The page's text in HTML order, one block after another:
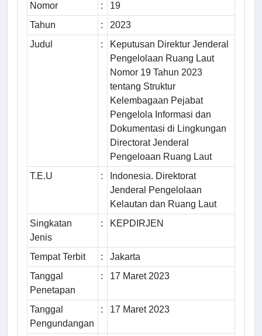
Nomor
:
19
Tahun
:
2023
Judul
:
Keputusan Direktur Jenderal
Pengelolaan Ruang Laut
Nomor 19 Tahun 2023
tentang Struktur
Kelembagaan Pejabat
Pengelola Informasi dan
Dokumentasi di Lingkungan
Directorat Jenderal
Pengeloaan Ruang Laut
T.E.U
:
Indonesia. Direktorat
Jenderal Pengelolaan
Kelautan dan Ruang Laut
Singkatan
Jenis
: KEPDIRJEN
Tempat Terbit :
Jakarta
Tanggal
Penetapan
: 17 Maret 2023
Tanggal
Pengundangan
: 17 Maret 2023